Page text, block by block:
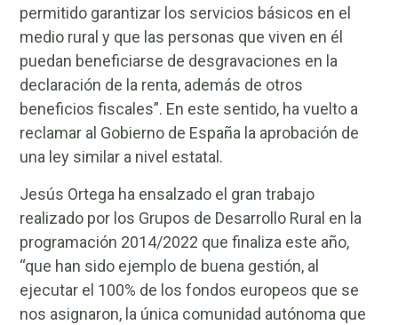
permitido garantizar los servicios básicos en el
medio rural y que las personas que viven en él
puedan beneficiarse de desgravaciones en la
declaración de la renta, además de otros
beneficios fiscales”. En este sentido, ha vuelto a
reclamar al Gobierno de España la aprobación de
una ley similar a nivel estatal.
Jesús Ortega ha ensalzado el gran trabajo
realizado por los Grupos de Desarrollo Rural en la
programación 2014/2022 que finaliza este año,
“que han sido ejemplo de buena gestión, al
ejecutar el 100% de los fondos europeos que se
nos asignaron, la única comunidad autónoma que